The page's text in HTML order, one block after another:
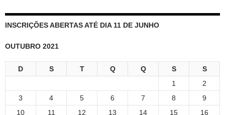
INSCRIÇÕES ABERTAS ATÉ DIA 11 DE JUNHO
OUTUBRO 2021
D S T Q Q S
S
1
2
3
4 5 6 7 8
9
10
11 12 13 14 15 16